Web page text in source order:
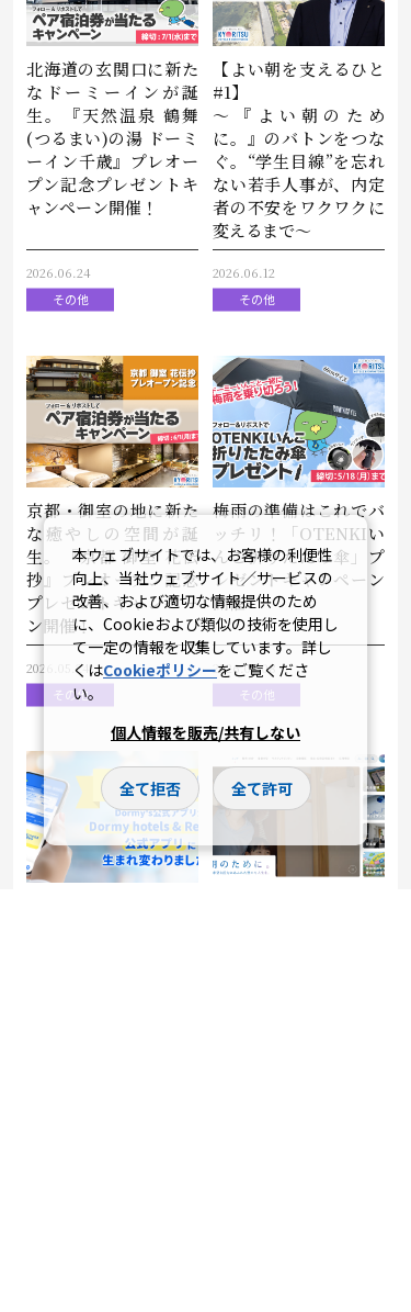
北海道の玄関口に新た
なドーミーインが誕
生。『天然温泉 鶴舞
(つるまい)の湯 ドーミ
ーイン千歳』プレオー
プン記念プレゼントキ
ャンペーン開催！
2026.06.24
その他
【よい朝を支えるひと
#1】
～『よい朝のため
に。』のバトンをつな
ぐ。“学生目線”を忘れ
ない若手人事が、内定
者の不安をワクワクに
変えるまで～
2026.06.12
その他
京都・御室の地に新た
な癒やしの空間が誕
生。『京都 御室 花伝
抄』プレオープン記念
プレゼントキャンペー
ン開催！
2026.05.24
その他
梅雨の準備はこれでバ
ッチリ！「OTENKIい
んこ折りたたみ傘」プ
レゼントキャンペーン
開催
2026.05.08
その他
本ウェブサイトでは、お客様の利便性
向上、当社ウェブサイト／サービスの
改善、および適切な情報提供のため
に、Cookieおよび類似の技術を使用し
て一定の情報を収集しています。詳し
くはCookieポリシーをご覧くださ
い。
個人情報を販売/共有しない
全て拒否 全て許可